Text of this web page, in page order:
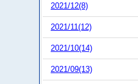
2021/12(8)
2021/11(12)
2021/10(14)
2021/09(13)